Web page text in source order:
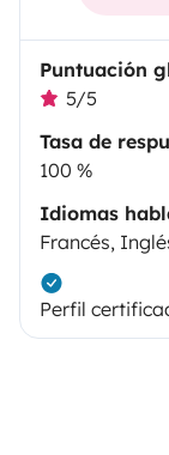
Puntuación
5/5
Tasa de
100 %
Idiomas
Francés,
Perfil